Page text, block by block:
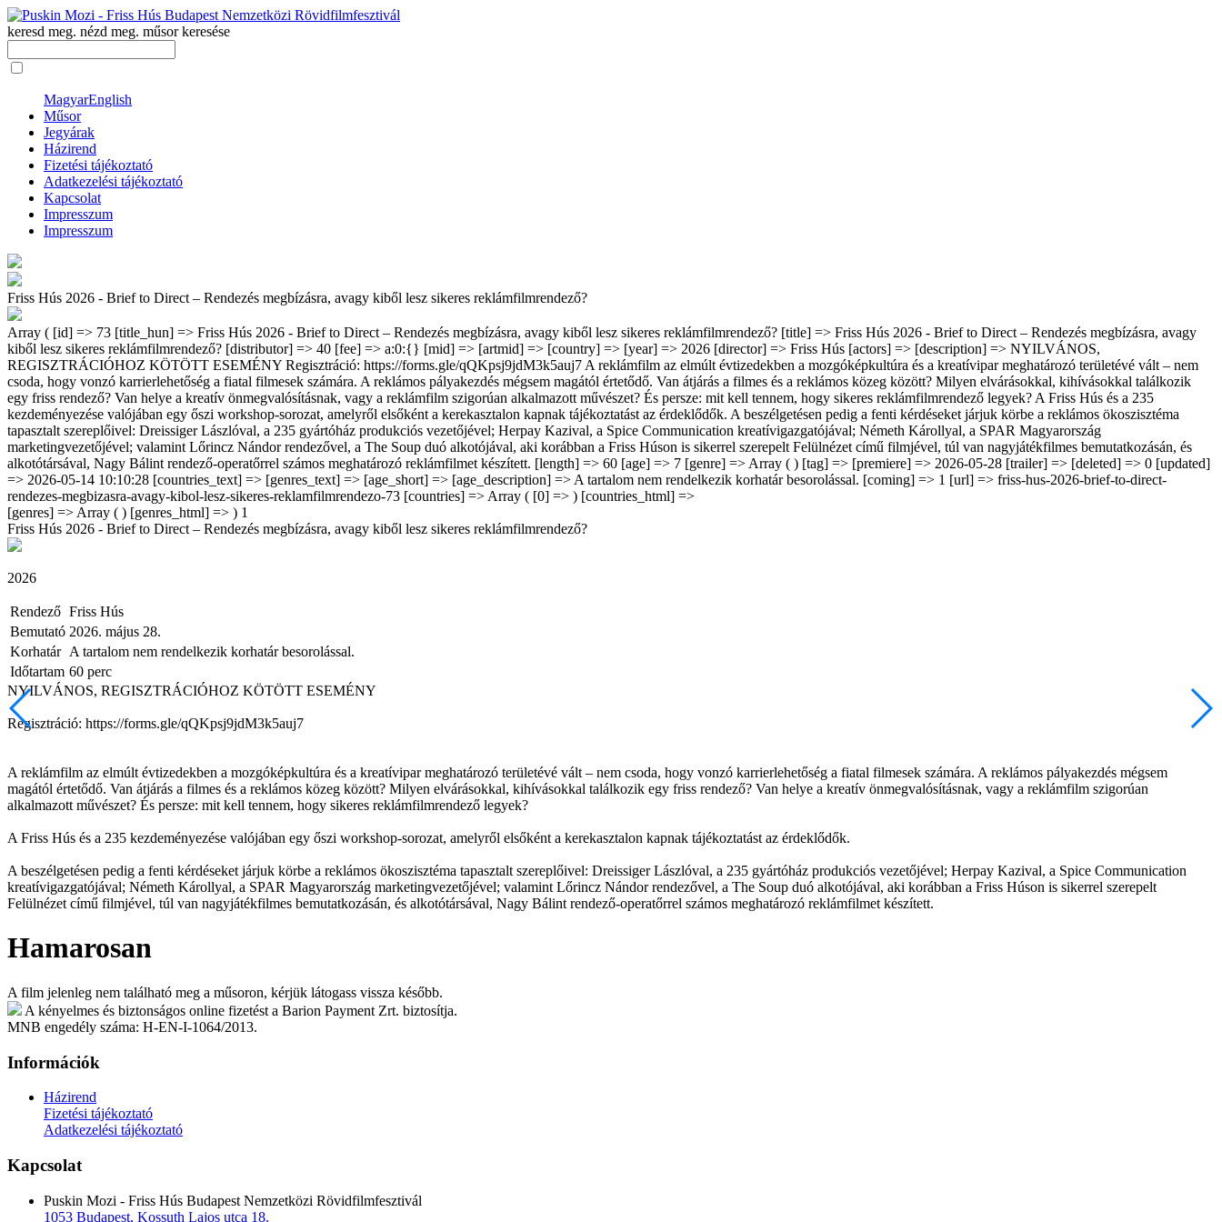
keresd meg. nézd meg. műsor keresése
MagyarEnglish
Műsor
Jegyárak
Házirend
Fizetési tájékoztató
Adatkezelési tájékoztató
Kapcsolat
Impresszum
Impresszum
Friss Hús 2026 - Brief to Direct – Rendezés megbízásra, avagy kiből lesz sikeres reklámfilmrendező?
Array ( [id] => 73 [title_hun] => Friss Hús 2026 - Brief to Direct – Rendezés megbízásra, avagy kiből lesz sikeres reklámfilmrendező? [title] => Friss Hús 2026 - Brief to Direct – Rendezés megbízásra, avagy
kiből lesz sikeres reklámfilmrendező? [distributor] => 40 [fee] => a:0:{} [mid] => [artmid] => [country] => [year] => 2026 [director] => Friss Hús [actors] => [description] => NYILVÁNOS,
REGISZTRÁCIÓHOZ KÖTÖTT ESEMÉNY Regisztráció: https://forms.gle/qQKpsj9jdM3k5auj7 A reklámfilm az elmúlt évtizedekben a mozgóképkultúra és a kreatívipar meghatározó területévé vált – nem
csoda, hogy vonzó karrierlehetőség a fiatal filmesek számára. A reklámos pályakezdés mégsem magától értetődő. Van átjárás a filmes és a reklámos közeg között? Milyen elvárásokkal, kihívásokkal találkozik
egy friss rendező? Van helye a kreatív önmegvalósításnak, vagy a reklámfilm szigorúan alkalmazott művészet? És persze: mit kell tennem, hogy sikeres reklámfilmrendező legyek? A Friss Hús és a 235
kezdeményezése valójában egy őszi workshop-sorozat, amelyről elsőként a kerekasztalon kapnak tájékoztatást az érdeklődők. A beszélgetésen pedig a fenti kérdéseket járjuk körbe a reklámos ökoszisztéma
tapasztalt szereplőivel: Dreissiger Lászlóval, a 235 gyártóház produkciós vezetőjével; Herpay Kazival, a Spice Communication kreatívigazgatójával; Németh Károllyal, a SPAR Magyarország
marketingvezetőjével; valamint Lőrincz Nándor rendezővel, a The Soup duó alkotójával, aki korábban a Friss Húson is sikerrel szerepelt Felülnézet című filmjével, túl van nagyjátékfilmes bemutatkozásán, és
alkotótársával, Nagy Bálint rendező-operatőrrel számos meghatározó reklámfilmet készített. [length] => 60 [age] => 7 [genre] => Array ( ) [tag] => [premiere] => 2026-05-28 [trailer] => [deleted] => 0 [updated]
=> 2026-05-14 10:10:28 [countries_text] => [genres_text] => [age_short] => [age_description] => A tartalom nem rendelkezik korhatár besorolással. [coming] => 1 [url] => friss-hus-2026-brief-to-direct-
rendezes-megbizasra-avagy-kibol-lesz-sikeres-reklamfilmrendezo-73 [countries] => Array ( [0] => ) [countries_html] =>
[genres] => Array ( ) [genres_html] => ) 1
Friss Hús 2026 - Brief to Direct – Rendezés megbízásra, avagy kiből lesz sikeres reklámfilmrendező?
2026
Rendező Friss Hús
Bemutató 2026. május 28.
Korhatár A tartalom nem rendelkezik korhatár besorolással.
Időtartam 60 perc
NYILVÁNOS, REGISZTRÁCIÓHOZ KÖTÖTT ESEMÉNY
Regisztráció: https://forms.gle/qQKpsj9jdM3k5auj7
A reklámfilm az elmúlt évtizedekben a mozgóképkultúra és a kreatívipar meghatározó területévé vált – nem csoda, hogy vonzó karrierlehetőség a fiatal filmesek számára. A reklámos pályakezdés mégsem
magától értetődő. Van átjárás a filmes és a reklámos közeg között? Milyen elvárásokkal, kihívásokkal találkozik egy friss rendező? Van helye a kreatív önmegvalósításnak, vagy a reklámfilm szigorúan
alkalmazott művészet? És persze: mit kell tennem, hogy sikeres reklámfilmrendező legyek?
A Friss Hús és a 235 kezdeményezése valójában egy őszi workshop-sorozat, amelyről elsőként a kerekasztalon kapnak tájékoztatást az érdeklődők.
A beszélgetésen pedig a fenti kérdéseket járjuk körbe a reklámos ökoszisztéma tapasztalt szereplőivel: Dreissiger Lászlóval, a 235 gyártóház produkciós vezetőjével; Herpay Kazival, a Spice Communication
kreatívigazgatójával; Németh Károllyal, a SPAR Magyarország marketingvezetőjével; valamint Lőrincz Nándor rendezővel, a The Soup duó alkotójával, aki korábban a Friss Húson is sikerrel szerepelt
Felülnézet című filmjével, túl van nagyjátékfilmes bemutatkozásán, és alkotótársával, Nagy Bálint rendező-operatőrrel számos meghatározó reklámfilmet készített.
Hamarosan
A film jelenleg nem található meg a műsoron, kérjük látogass vissza később.
A kényelmes és biztonságos online fizetést a Barion Payment Zrt. biztosítja.
MNB engedély száma: H-EN-I-1064/2013.
Információk
Házirend
Fizetési tájékoztató
Adatkezelési tájékoztató
Kapcsolat
Puskin Mozi - Friss Hús Budapest Nemzetközi Rövidfilmfesztivál
1053 Budapest, Kossuth Lajos utca 18.